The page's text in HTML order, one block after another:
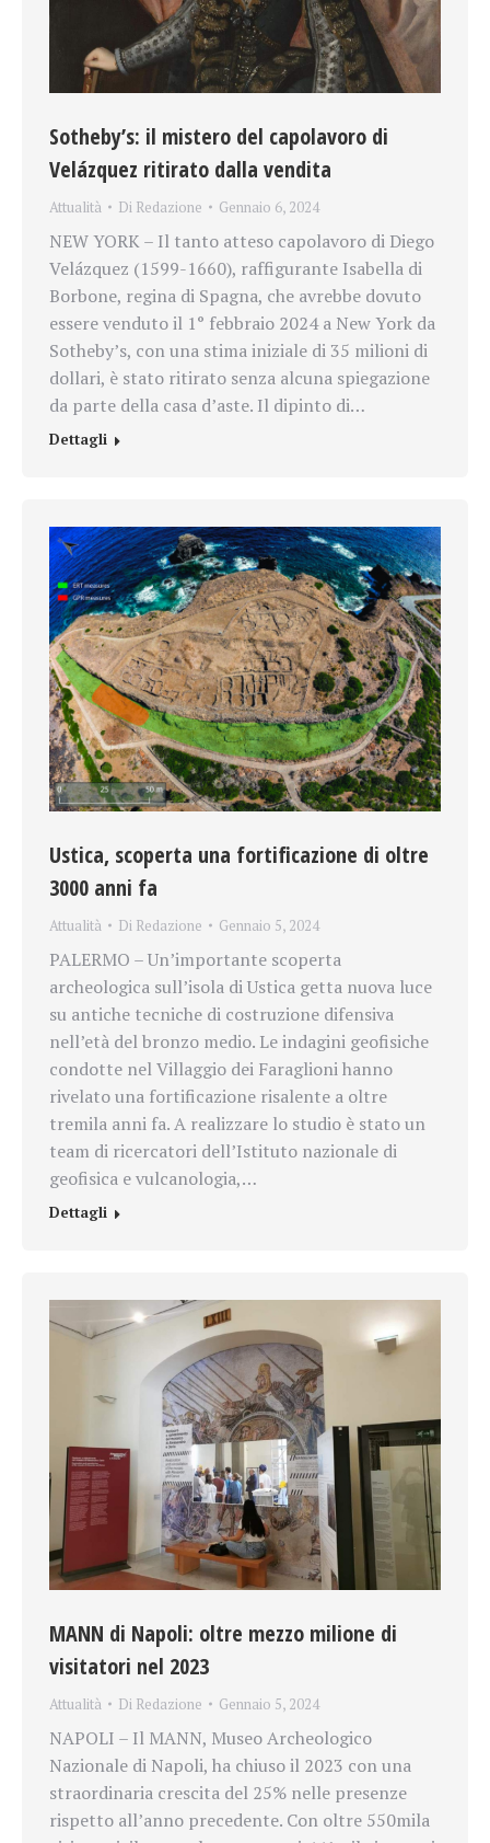
Sotheby’s: il mistero del capolavoro di
Velázquez ritirato dalla vendita
Attualità Di Redazione Gennaio 6, 2024
NEW YORK – Il tanto atteso capolavoro di Diego
Velázquez (1599-1660), raffigurante Isabella di
Borbone, regina di Spagna, che avrebbe dovuto
essere venduto il 1° febbraio 2024 a New York da
Sotheby’s, con una stima iniziale di 35 milioni di
dollari, è stato ritirato senza alcuna spiegazione
da parte della casa d’aste. Il dipinto di…
Dettagli
Ustica, scoperta una fortificazione di oltre
3000 anni fa
Attualità Di Redazione Gennaio 5, 2024
PALERMO – Un’importante scoperta
archeologica sull’isola di Ustica getta nuova luce
su antiche tecniche di costruzione difensiva
nell’età del bronzo medio. Le indagini geofisiche
condotte nel Villaggio dei Faraglioni hanno
rivelato una fortificazione risalente a oltre
tremila anni fa. A realizzare lo studio è stato un
team di ricercatori dell’Istituto nazionale di
geofisica e vulcanologia,…
Dettagli
MANN di Napoli: oltre mezzo milione di
visitatori nel 2023
Attualità Di Redazione Gennaio 5, 2024
NAPOLI – Il MANN, Museo Archeologico
Nazionale di Napoli, ha chiuso il 2023 con una
straordinaria crescita del 25% nelle presenze
rispetto all’anno precedente. Con oltre 550mila